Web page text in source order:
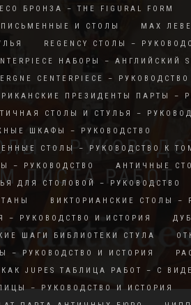
БРОНЗА – THE FIGURAL FORM
ПИСЬМЕННЫЕ И СТОЛЫ
MAX
REGENCY СТОЛЫ –
НАБОРЫ – АНГЛИЙСКИЙ
CENTERPIECE – РУКОВОДСТВО
ПРЕЗИДЕНТЫ ПАРТЫ –
СТОЛЫ И СТУЛЬЯ –
ШКАФЫ – РУКОВОДСТВО
СТОЛЫ – РУКОВОДСТВО К
– РУКОВОДСТВО
АНТИЧНЫЕ
ДЛЯ СТОЛОВОЙ – РУКОВОДСТВО
ВИКТОРИАНСКИЕ СТОЛЫ –
– РУКОВОДСТВО И ИСТОРИЯ
ШАГИ БИБЛИОТЕКИ СТУЛА
– РУКОВОДСТВО И ИСТОРИЯ
JUPES ТАБЛИЦА РАБОТ – С
– РУКОВОДСТВО И ИСТОРИЯ
–
ЛИСТА РАБОТ